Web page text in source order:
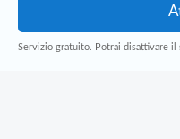
Servizio gratuito. Potrai disattivare il